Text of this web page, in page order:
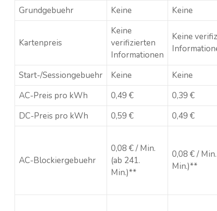
Grundgebuehr Keine Keine
Kartenpreis
Keine
verifizierten
Informationen
Keine
Start-/Sessiongebuehr Keine
Keine
AC-Preis pro kWh
0,49 €
0,39 €
DC-Preis pro kWh
0,59 € 0,49 €
AC-Blockiergebuehr
0,08 € / Min.
(ab 241.
Min.)**
0,08 € /
Min.)**